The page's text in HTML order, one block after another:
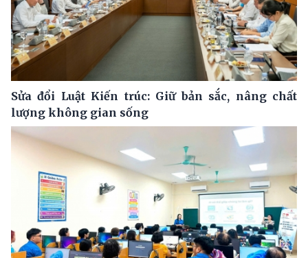
Sửa đổi Luật Kiến trúc: Giữ bản sắc, nâng chất
lượng không gian sống